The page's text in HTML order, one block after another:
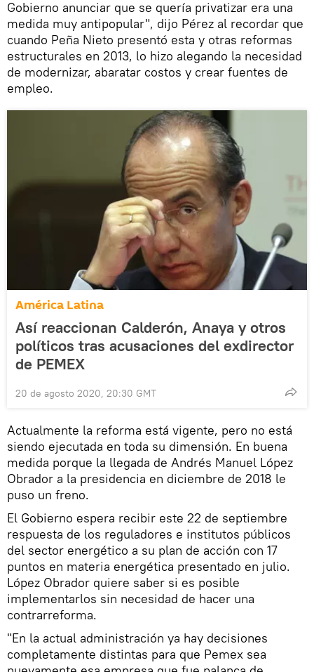
Gobierno anunciar que se quería privatizar era una
medida muy antipopular", dijo Pérez al recordar que
cuando Peña Nieto presentó esta y otras reformas
estructurales en 2013, lo hizo alegando la necesidad
de modernizar, abaratar costos y crear fuentes de
empleo.
América Latina
Así reaccionan Calderón, Anaya y otros
políticos tras acusaciones del exdirector
de PEMEX
20 de agosto 2020, 20:30 GMT
Actualmente la reforma está vigente, pero no está
siendo ejecutada en toda su dimensión. En buena
medida porque la llegada de Andrés Manuel López
Obrador a la presidencia en diciembre de 2018 le
puso un freno.
El Gobierno espera recibir este 22 de septiembre
respuesta de los reguladores e institutos públicos
del sector energético a su plan de acción con 17
puntos en materia energética presentado en julio.
López Obrador quiere saber si es posible
implementarlos sin necesidad de hacer una
contrarreforma.
"En la actual administración ya hay decisiones
completamente distintas para que Pemex sea